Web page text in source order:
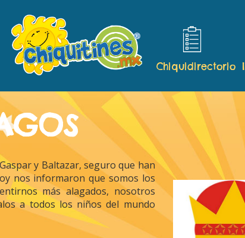
Chiquidirectorio
y Baltazar, seguro que han
nos informaron que somos los
más alagados, nosotros
a todos los niños del mundo